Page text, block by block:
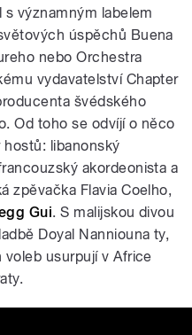
významným labelem
úspěchů Buena
nebo Orchestra
vydavatelství Chapter
švédského
Od toho se odvíjí o něco
hostů: libanonský
akordeonista a
zpěvačka Flavia Coelho,
Gui. S malijskou divou
Doyal Nanniouna ty,
usurpují v Africe